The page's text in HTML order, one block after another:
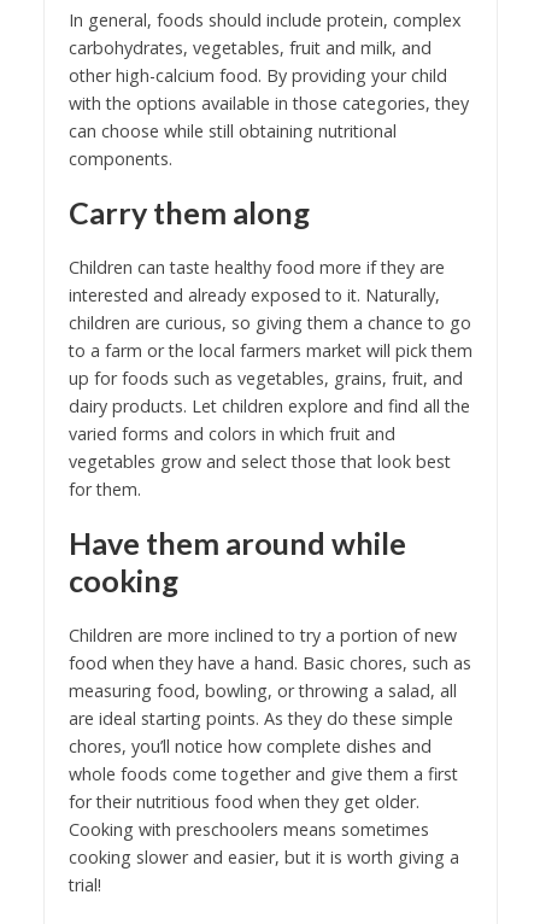
In general, foods should include protein, complex
carbohydrates, vegetables, fruit and milk, and
other high-calcium food. By providing your child
with the options available in those categories, they
can choose while still obtaining nutritional
components.
Carry them along
Children can taste healthy food more if they are
interested and already exposed to it. Naturally,
children are curious, so giving them a chance to go
to a farm or the local farmers market will pick them
up for foods such as vegetables, grains, fruit, and
dairy products. Let children explore and find all the
varied forms and colors in which fruit and
vegetables grow and select those that look best
for them.
Have them around while
cooking
Children are more inclined to try a portion of new
food when they have a hand. Basic chores, such as
measuring food, bowling, or throwing a salad, all
are ideal starting points. As they do these simple
chores, you’ll notice how complete dishes and
whole foods come together and give them a first
for their nutritious food when they get older.
Cooking with preschoolers means sometimes
cooking slower and easier, but it is worth giving a
trial!